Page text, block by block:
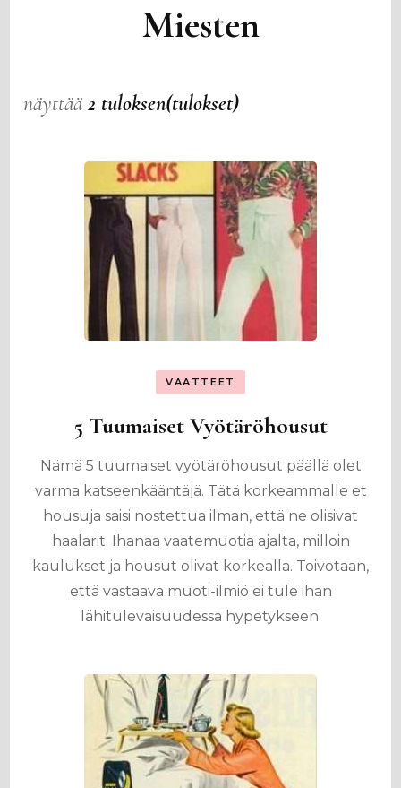
Miesten
näyttää2 tuloksen(tulokset)
VAATTEET
5 Tuumaiset Vyötäröhousut
Nämä 5 tuumaiset vyötäröhousut päällä olet
varma katseenkääntäjä. Tätä korkeammalle et
housuja saisi nostettua ilman, että ne olisivat
haalarit. Ihanaa vaatemuotia ajalta, milloin
kaulukset ja housut olivat korkealla. Toivotaan,
että vastaava muoti-ilmiö ei tule ihan
lähitulevaisuudessa hypetykseen.